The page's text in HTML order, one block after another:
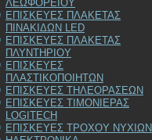
ΛΕΩΦΟΡΕΙΟΥ
ΕΠΙΣΚΕΥΕΣ ΠΛΑΚΕΤΑΣ
ΠΙΝΑΚΙΔΩΝ LED
ΕΠΙΣΚΕΥΕΣ ΠΛΑΚΕΤΑΣ
ΠΛΥΝΤΗΡΙΟΥ
ΕΠΙΣΚΕΥΕΣ
ΠΛΑΣΤΙΚΟΠΟΙΗΤΩΝ
ΕΠΙΣΚΕΥΕΣ ΤΗΛΕΟΡΑΣΕΩΝ
ΕΠΙΣΚΕΥΕΣ ΤΙΜΟΝΙΕΡΑΣ
LOGITECH
ΕΠΙΣΚΕΥΕΣ ΤΡΟΧΟΥ ΝΥΧΙΩΝ